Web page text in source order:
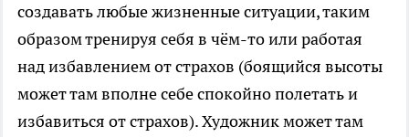
создавать любые жизненные ситуации, таким
образом тренируя себя в чём-то или работая
над избавлением от страхов (боящийся высоты
может там вполне себе спокойно полетать и
избавиться от страхов). Художник может там